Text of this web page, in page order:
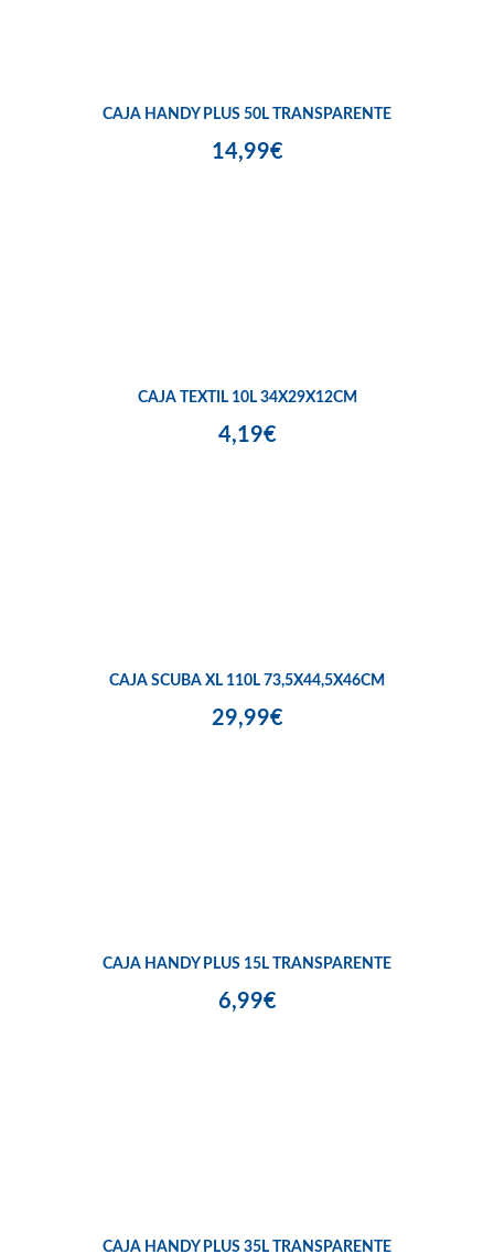
CAJA HANDY PLUS 50L TRANSPARENTE
14,99€
CAJA TEXTIL 10L 34X29X12CM
4,19€
CAJA SCUBA XL 110L 73,5X44,5X46CM
29,99€
CAJA HANDY PLUS 15L TRANSPARENTE
6,99€
CAJA HANDY PLUS 35L TRANSPARENTE